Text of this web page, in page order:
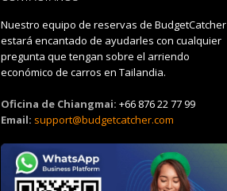
Nuestro equipo de reservas de BudgetCatcher
estará encantado de ayudarles con cualquier
pregunta que tengan sobre el arriendo
económico de carros en Tailandia.
Oficina de Chiangmai: +66 876 22 77 99
Email: support@budgetcatcher.com